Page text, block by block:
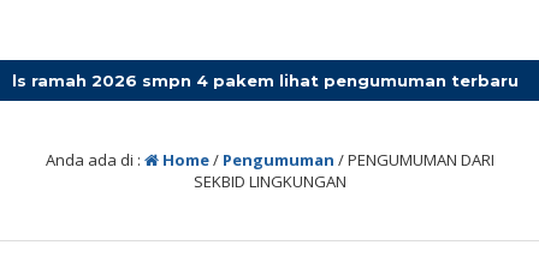
smpn 4 pakem lihat pengumuman terbaru
Anda ada di : Home/ Pengumuman /PENGUMUMAN DARI
SEKBID LINGKUNGAN